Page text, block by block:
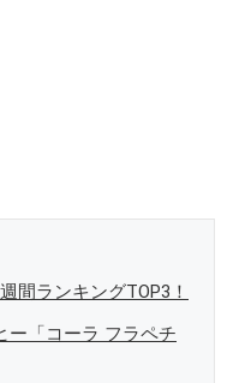
間ランキングTOP3！
ー「コーラ フラペチ